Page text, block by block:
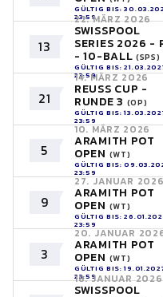
GÜLTIG BIS:
23:59
13
22. MÄRZ 2026
SWISSPOOL
SERIES 2026 -
- 10-BALL (SPS)
GÜLTIG BIS:
23:59
21
14. MÄRZ 2026
REUSS CUP -
RUNDE 3 (OP)
GÜLTIG BIS:
23:59
5
10. MÄRZ 2026
ARAMITH POT
OPEN (WT)
GÜLTIG BIS:
23:59
9
27. JANUAR
ARAMITH POT
OPEN (WT)
GÜLTIG BIS:
23:59
3
20. JANUAR
ARAMITH POT
OPEN (WT)
GÜLTIG BIS:
23:59
18. JANUAR 2026
SWISSPOOL